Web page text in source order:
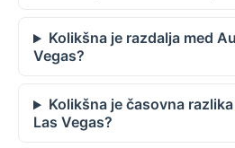
Kolikšna je razdalja med
Vegas?
Kolikšna je časovna
Las Vegas?